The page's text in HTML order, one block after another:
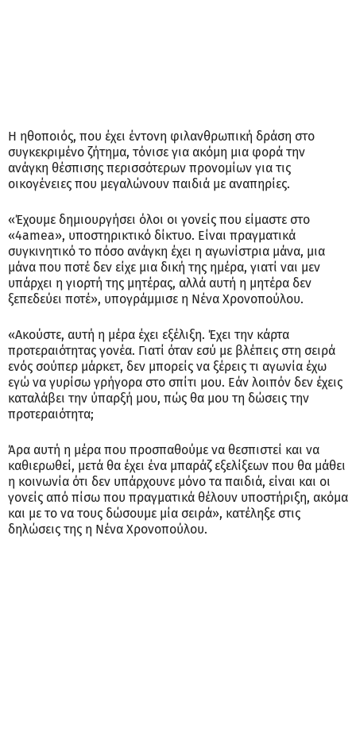
Η ηθοποιός, που έχει έντονη φιλανθρωπική δράση στο
συγκεκριμένο ζήτημα, τόνισε για ακόμη μια φορά την
ανάγκη θέσπισης περισσότερων προνομίων για τις
οικογένειες που μεγαλώνουν παιδιά με αναπηρίες.
«Έχουμε δημιουργήσει όλοι οι γονείς που είμαστε στο
«4amea», υποστηρικτικό δίκτυο. Είναι πραγματικά
συγκινητικό το πόσο ανάγκη έχει η αγωνίστρια μάνα, μια
μάνα που ποτέ δεν είχε μια δική της ημέρα, γιατί ναι μεν
υπάρχει η γιορτή της μητέρας, αλλά αυτή η μητέρα δεν
ξεπεδεύει ποτέ», υπογράμμισε η Νένα Χρονοπούλου.
«Ακούστε, αυτή η μέρα έχει εξέλιξη. Έχει την κάρτα
προτεραιότητας γονέα. Γιατί όταν εσύ με βλέπεις στη σειρά
ενός σούπερ μάρκετ, δεν μπορείς να ξέρεις τι αγωνία έχω
εγώ να γυρίσω γρήγορα στο σπίτι μου. Εάν λοιπόν δεν έχεις
καταλάβει την ύπαρξή μου, πώς θα μου τη δώσεις την
προτεραιότητα;
Άρα αυτή η μέρα που προσπαθούμε να θεσπιστεί και να
καθιερωθεί, μετά θα έχει ένα μπαράζ εξελίξεων που θα μάθει
η κοινωνία ότι δεν υπάρχουνε μόνο τα παιδιά, είναι και οι
γονείς από πίσω που πραγματικά θέλουν υποστήριξη, ακόμα
και με το να τους δώσουμε μία σειρά», κατέληξε στις
δηλώσεις της η Νένα Χρονοπούλου.